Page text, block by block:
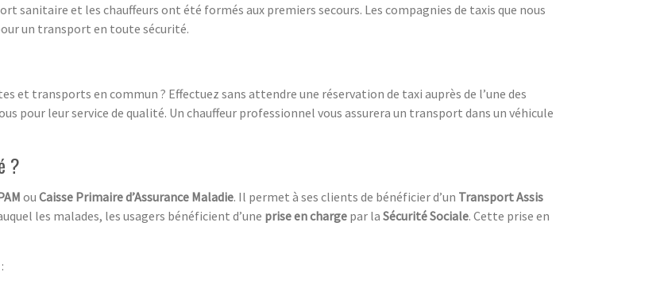
sanitaire et les chauffeurs ont été formés aux premiers secours. Les compagnies de taxis que nous
un transport en toute sécurité.
et transports en commun ? Effectuez sans attendre une réservation de taxi auprès de l’une des
pour leur service de qualité. Un chauffeur professionnel vous assurera un transport dans un véhicule
?
ou Caisse Primaire d’Assurance Maladie. Il permet à ses clients de bénéficier d’un Transport Assis
les malades, les usagers bénéficient d’une prise en charge par la Sécurité Sociale. Cette prise en